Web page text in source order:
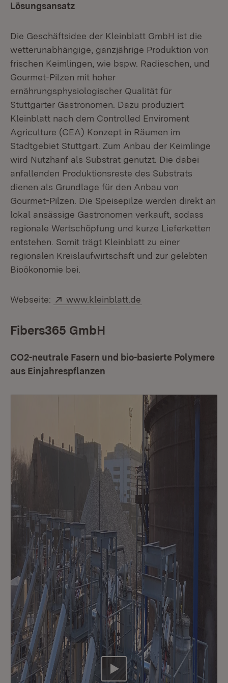
Lösungsansatz
Die Geschäftsidee der Kleinblatt GmbH ist die
wetterunabhängige, ganzjährige Produktion von
frischen Keimlingen, wie bspw. Radieschen, und
Gourmet-Pilzen mit hoher
ernährungsphysiologischer Qualität für
Stuttgarter Gastronomen. Dazu produziert
Kleinblatt nach dem Controlled Enviroment
Agriculture (CEA) Konzept in Räumen im
Stadtgebiet Stuttgart. Zum Anbau der Keimlinge
wird Nutzhanf als Substrat genutzt. Die dabei
anfallenden Produktionsreste des Substrats
dienen als Grundlage für den Anbau von
Gourmet-Pilzen. Die Speisepilze werden direkt an
lokal ansässige Gastronomen verkauft, sodass
regionale Wertschöpfung und kurze Lieferketten
entstehen. Somit trägt Kleinblatt zu einer
regionalen Kreislaufwirtschaft und zur gelebten
Bioökonomie bei.
Webseite: Extern:
www.kleinblatt.de
Fibers365 GmbH
CO2-neutrale Fasern und bio-basierte Polymere
aus Einjahrespflanzen
Video abspielen